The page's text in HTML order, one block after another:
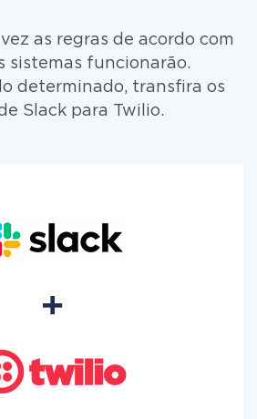
as regras de acordo com
sistemas funcionarão.
determinado, transfira os
Slack para Twilio.